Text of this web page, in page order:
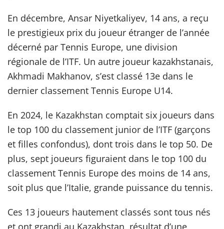
En décembre, Ansar Niyetkaliyev, 14 ans, a reçu
le prestigieux prix du joueur étranger de l’année
décerné par Tennis Europe, une division
régionale de l’ITF. Un autre joueur kazakhstanais,
Akhmadi Makhanov, s’est classé 13e dans le
dernier classement Tennis Europe U14.
En 2024, le Kazakhstan comptait six joueurs dans
le top 100 du classement junior de l’ITF (garçons
et filles confondus), dont trois dans le top 50. De
plus, sept joueurs figuraient dans le top 100 du
classement Tennis Europe des moins de 14 ans,
soit plus que l’Italie, grande puissance du tennis.
Ces 13 joueurs hautement classés sont tous nés
et ont grandi au Kazakhstan, résultat d’une